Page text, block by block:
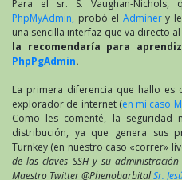
Para el sr. S. Vaughan-
PhpMyAdmin, probó el Adminery le
una sencilla interfaz que va directo
la recomendaría para
PhpPgAdmin.
La primera diferencia que hallo
explorador de internet (en mi caso
Como les comenté, la seguridad
distribución, ya que genera sus
Turnkey (en nuestro caso «correr»
de las claves SSH y su
Maestro Twitter @PhenobarbitalSr.